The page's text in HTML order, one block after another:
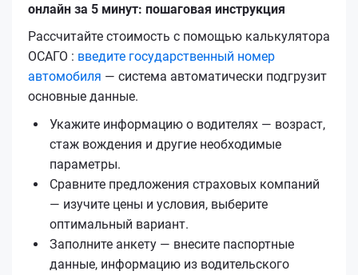
онлайн за 5 минут: пошаговая инструкция
Рассчитайте стоимость с помощью калькулятора
ОСАГО : введите государственный номер
автомобиля — система автоматически подгрузит
основные данные.
Укажите информацию о водителях — возраст,
стаж вождения и другие необходимые
параметры.
Сравните предложения страховых компаний
— изучите цены и условия, выберите
оптимальный вариант.
Заполните анкету — внесите паспортные
данные, информацию из водительского